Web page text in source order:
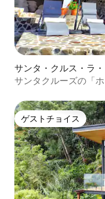
サンタ・クルス・ラ
サンタクルーズの「
ゲストチョイス
ゲストチョイス